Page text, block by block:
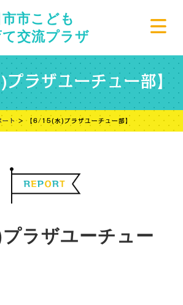
市市こども
交流プラザ
ラザユーチュー部】
ート > 【6/15(水)プラザユーチュー部】
プラザユーチュー